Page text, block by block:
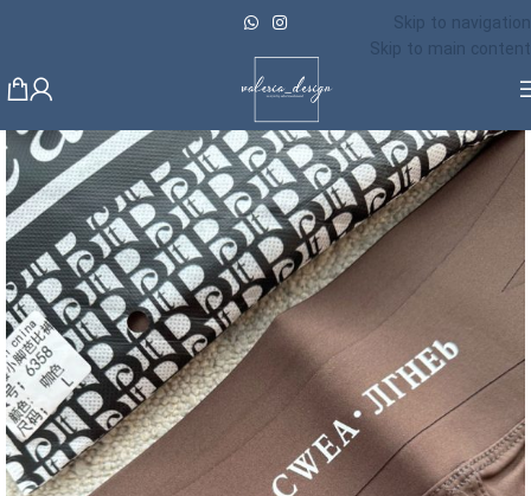
Skip to navigation
Skip to main content